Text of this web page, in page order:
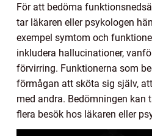
För att bedöma
tar läkaren eller psykologen
exempel symtom och
inkludera hallucinationer,
förvirring. Funktionerna som
förmågan att sköta sig själv,
med andra. Bedömningen kan
flera besök hos läkaren eller